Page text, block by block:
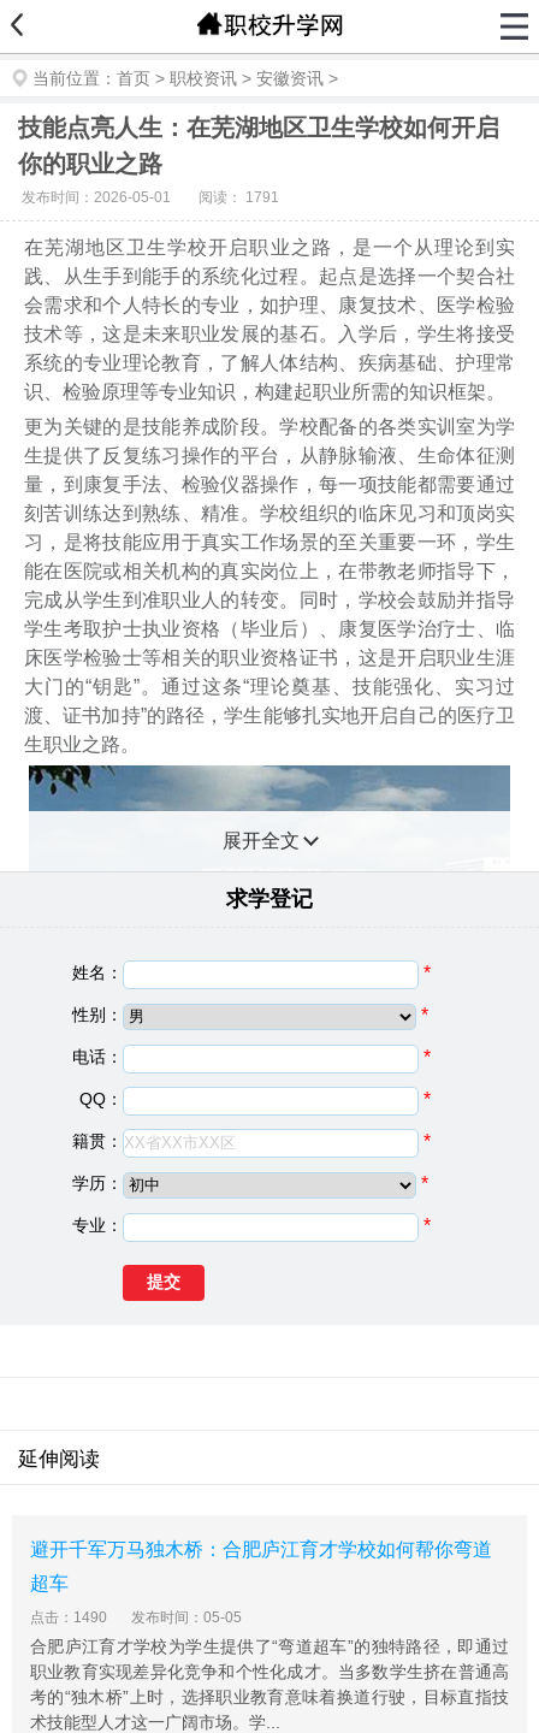
当前位置： 首页 > 职校资讯 > 安徽资讯 >
技能点亮人生：在芜湖地区卫生学校如何开启
你的职业之路
发布时间：2026-05-01 阅读： 1791
在芜湖地区卫生学校开启职业之路，是一个从理论到实
践、从生手到能手的系统化过程。起点是选择一个契合社
会需求和个人特长的专业，如护理、康复技术、医学检验
技术等，这是未来职业发展的基石。入学后，学生将接受
系统的专业理论教育，了解人体结构、疾病基础、护理常
识、检验原理等专业知识，构建起职业所需的知识框架。
更为关键的是技能养成阶段。学校配备的各类实训室为学
生提供了反复练习操作的平台，从静脉输液、生命体征测
量，到康复手法、检验仪器操作，每一项技能都需要通过
刻苦训练达到熟练、精准。学校组织的临床见习和顶岗实
习，是将技能应用于真实工作场景的至关重要一环，学生
能在医院或相关机构的真实岗位上，在带教老师指导下，
完成从学生到准职业人的转变。同时，学校会鼓励并指导
学生考取护士执业资格（毕业后）、康复医学治疗士、临
床医学检验士等相关的职业资格证书，这是开启职业生涯
大门的“钥匙”。通过这条“理论奠基、技能强化、实习过
渡、证书加持”的路径，学生能够扎实地开启自己的医疗卫
生职业之路。
芜湖地区卫生学校基础信息
1973
院校类型： 中专学校
学校地址：
芜湖地区卫生学校简介
我校建于1973年，迄今已有43年建校历史，是安徽省以护
护理(口腔护理方向)、口腔工艺技术等专业。学校于2006
芜湖地区卫生学校办学历史
我校2008年划部分归宣城职业技术学院管理，成立皖南医
药卫生学校。其他一半以上移交给芜湖市，致2015年学校
招生规模缩小，共计招生262人。2016年学校在校生(含高
职前三年学生)为1297人，毕业生为761人。2016年现今培
训业务已拓展至医护英语、医学信息计算机等业务培训，
展开全文
求学登记
姓名： *
性别： *
电话： *
QQ： *
籍贯： *
学历： *
专业： *
延伸阅读
避开千军万马独木桥：合肥庐江育才学校如何帮你弯道
超车
点击：1490 发布时间：05-05
合肥庐江育才学校为学生提供了“弯道超车”的独特路径，即通过
职业教育实现差异化竞争和个性化成才。当多数学生挤在普通高
考的“独木桥”上时，选择职业教育意味着换道行驶，目标直指技
术技能型人才这一广阔市场。学...